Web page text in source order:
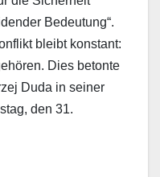
Bedeutung“.
bleibt konstant:
Dies betonte
Duda in seiner
den 31.